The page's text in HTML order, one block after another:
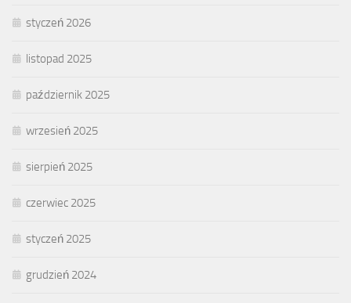
styczeń 2026
listopad 2025
październik 2025
wrzesień 2025
sierpień 2025
czerwiec 2025
styczeń 2025
grudzień 2024